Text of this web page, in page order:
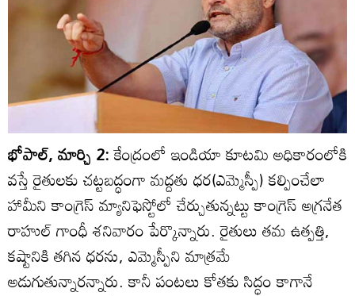
భోపాల్‌, మార్చి 2:కేంద్రంలో ఇండియా కూటమి అధికారంలోకి
వస్తే రైతులకు చట్టబద్ధంగా మద్దతు ధర(ఎమ్మెస్పీ) కల్పించేలా
హామీని కాంగ్రెస్‌ మ్యానిఫెస్టోలో చేర్చుతున్నట్టు కాంగ్రెస్‌ అగ్రనేత
రాహుల్‌ గాంధీ శనివారం పేర్కొన్నారు. రైతులు తమ ఉత్పత్తి,
కష్టానికి తగిన ధరను, ఎమ్మెస్పీని మాత్రమే
అడుగుతున్నారన్నారు. కానీ పంటలు కోతకు సిద్ధం కాగానే